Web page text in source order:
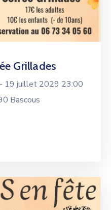
Grillades
19 juillet 2029 23:00
Bascous